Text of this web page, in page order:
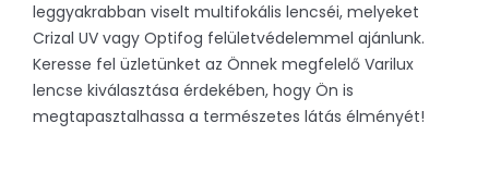
leggyakrabban viselt multifokális lencséi, melyeket
Crizal UV vagy Optifog felületvédelemmel ajánlunk.
Keresse fel üzletünket az Önnek megfelelő Varilux
lencse kiválasztása érdekében, hogy Ön is
megtapasztalhassa a természetes látás élményét!